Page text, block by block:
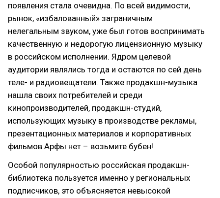
появления стала очевидна. По всей видимости,
рынок, «избалованный» заграничным
нелегальным звуком, уже был готов воспринимать
качественную и недорогую лицензионную музыку
в российском исполнении. Ядром целевой
аудитории являлись тогда и остаются по сей день
теле- и радиовещатели. Также продакшн-музыка
нашла своих потребителей и среди
кинопроизводителей, продакшн-студий,
использующих музыку в производстве рекламы,
презентационных материалов и корпоративных
фильмов.Арфы нет – возьмите бубен!
Особой популярностью российская продакшн-
библиотека пользуется именно у региональных
подписчиков, это объясняется невысокой